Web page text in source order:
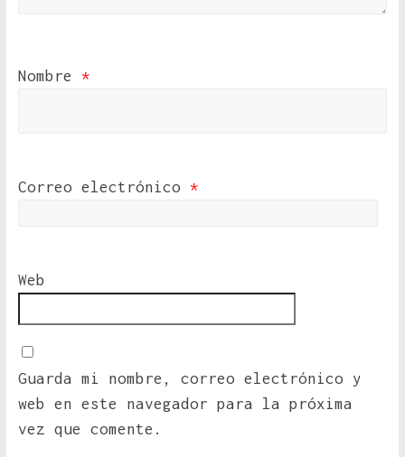
Nombre *
Correo electrónico *
Web
Guarda mi nombre, correo electrónico y
web en este navegador para la próxima
vez que comente.